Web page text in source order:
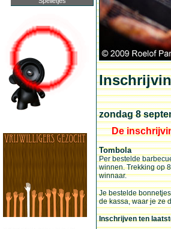
zondag 8
De
Tombola
Per bestelde
winnen. Trekking op
winnaar.
Je bestelde
de kassa, waar je ze
Inschrijven ten